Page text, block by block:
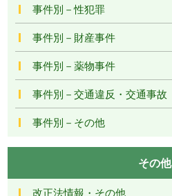
事件別－性犯罪
事件別－財産事件
事件別－薬物事件
事件別－交通違反・交通事故
事件別－その他
その他
改正法情報・その他